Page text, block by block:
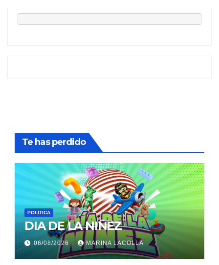
Te has perdido
POLITICA
DIA DE LA NIÑEZ
06/08/2026 MARINA LACOLLA